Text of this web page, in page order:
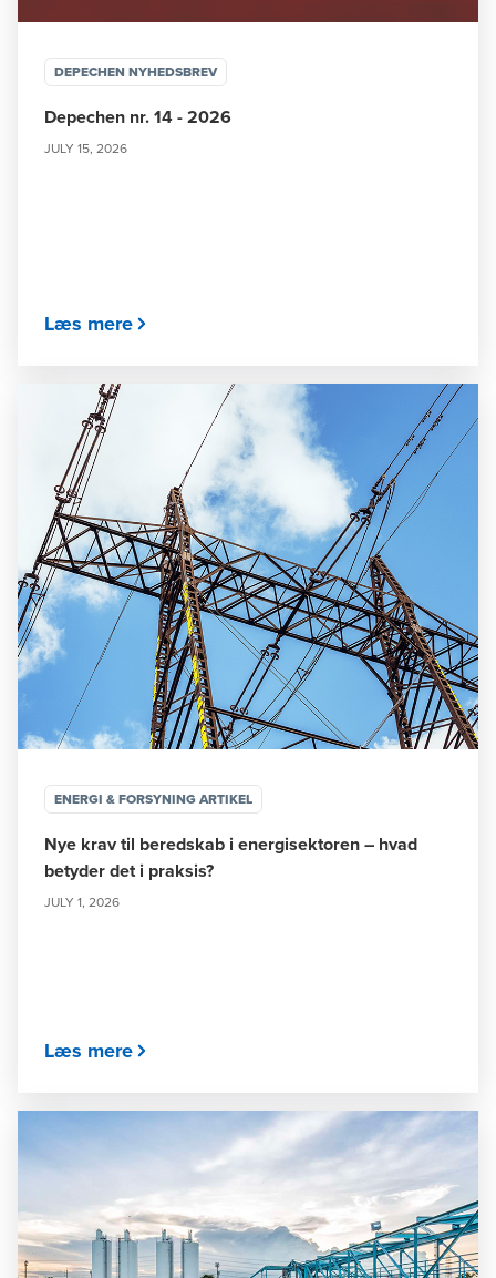
DEPECHEN NYHEDSBREV
Depechen nr. 14 - 2026
JULY 15, 2026
Læs mere
ENERGI & FORSYNING ARTIKEL
Nye krav til beredskab i energisektoren – hvad
betyder det i praksis?
JULY 1, 2026
Læs mere